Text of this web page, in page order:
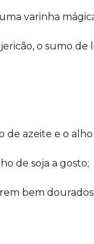
varinha
o sumo
de azeite e o
de soja a gosto;
bem dourados;